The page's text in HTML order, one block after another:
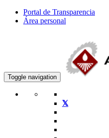
Portal de Transparencia
Área personal
Toggle navigation